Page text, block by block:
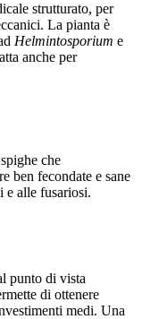
strutturato, per
La pianta è
Helmintosporium e
anche per
che
ben fecondate e sane
e alle fusariosi.
punto di vista
di ottenere
medi. Una